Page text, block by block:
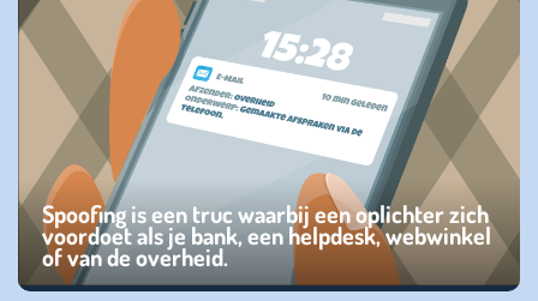
Spoofing is een truc waarbij een oplichter zich
voordoet als je bank, een helpdesk, webwinkel
of van de overheid.